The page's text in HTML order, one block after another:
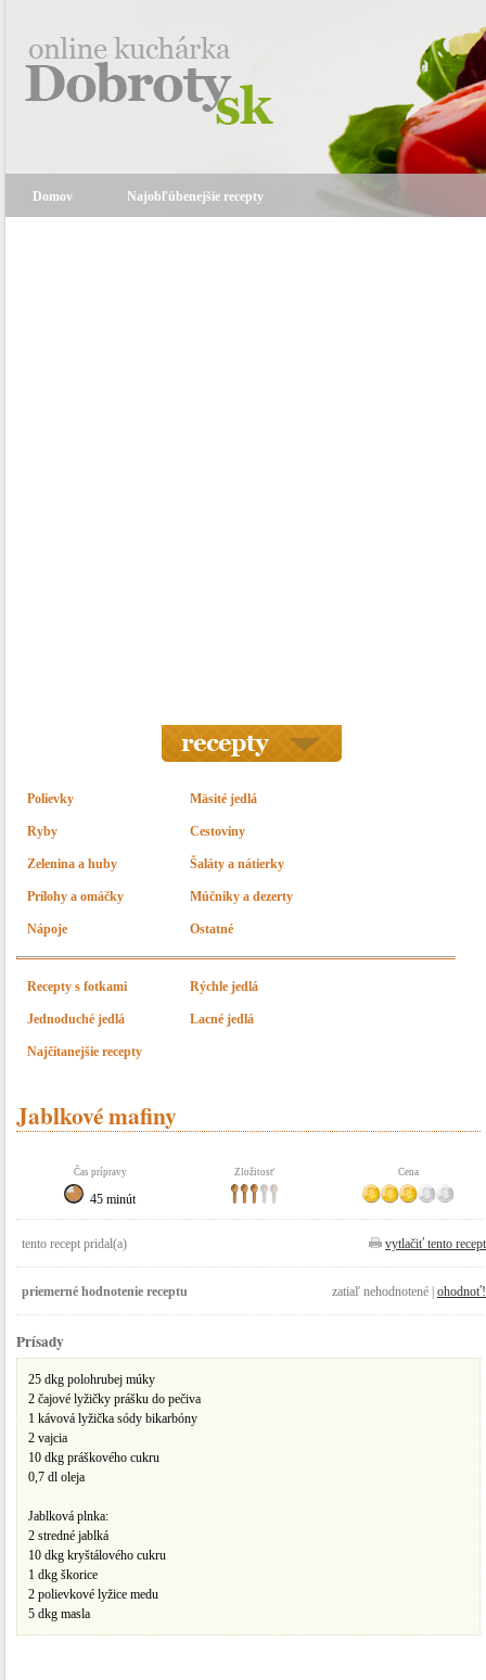
Domov Najobľúbenejšie recepty
Polievky Mäsité jedlá
Ryby Cestoviny
Zelenina a huby Šaláty a nátierky
Prílohy a omáčky Múčniky a dezerty
Nápoje Ostatné
Recepty s fotkami Rýchle jedlá
Jednoduché jedlá Lacné jedlá
Najčítanejšie recepty
Jablkové mafiny
Čas prípravy Zložitosť Cena
45 minút
tento recept pridal(a) vytlačiť tento recept
priemerné hodnotenie receptu zatiaľ nehodnotené | ohodnoť!
Prísady
25 dkg polohrubej múky
2 čajové lyžičky prášku do pečiva
1 kávová lyžička sódy bikarbóny
2 vajcia
10 dkg práškového cukru
0,7 dl oleja
Jablková plnka:
2 stredné jablká
10 dkg kryštálového cukru
1 dkg škorice
2 polievkové lyžice medu
5 dkg masla